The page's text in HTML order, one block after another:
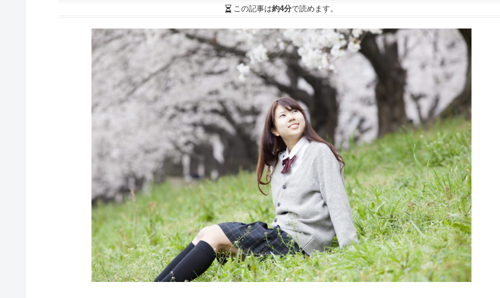
この記事は約4分で読めます。